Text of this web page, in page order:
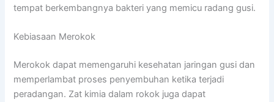
tempat berkembangnya bakteri yang memicu radang gusi.
Kebiasaan Merokok
Merokok dapat memengaruhi kesehatan jaringan gusi dan
memperlambat proses penyembuhan ketika terjadi
peradangan. Zat kimia dalam rokok juga dapat